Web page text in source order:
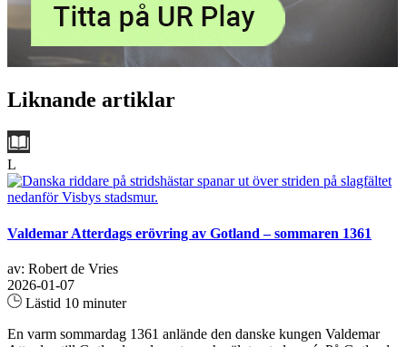
Liknande artiklar
L
Valdemar Atterdags erövring av Gotland – sommaren 1361
av: Robert de Vries
2026-01-07
Lästid 10 minuter
En varm sommardag 1361 anlände den danske kungen Valdemar